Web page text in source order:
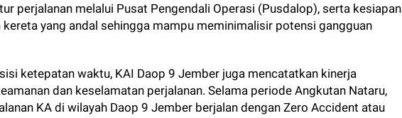
perjalanan melalui Pusat Pengendali Operasi (Pusdalop), serta kesiapan
yang andal sehingga mampu meminimalisir potensi gangguan
ketepatan waktu, KAI Daop 9 Jember juga mencatatkan kinerja
dan keselamatan perjalanan. Selama periode Angkutan Nataru,
KA di wilayah Daop 9 Jember berjalan dengan Zero Accident atau